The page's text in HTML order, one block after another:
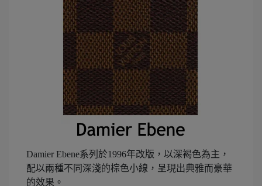
Damier Ebene系列於1996年改版，以深褐色為主，
配以兩種不同深淺的棕色小線，呈現出典雅而豪華
的效果。